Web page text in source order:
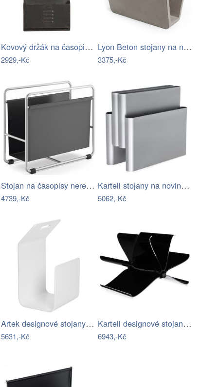
Kovový držák na časopisy – Antic Line
2929,-Kč
Lyon Beton stojany na noviny / vinyl …
3375,-Kč
Stojan na časopisy nerezový broušený…
4739,-Kč
Kartell stojany na noviny Magazine Rack
5062,-Kč
Artek designové stojany na noviny Kanto
5631,-Kč
Kartell designové stojany na noviny…
6943,-Kč